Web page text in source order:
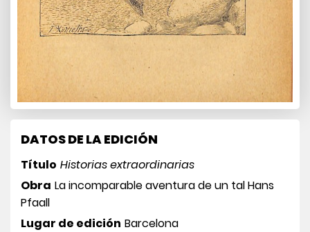
DATOS DE LA EDICIÓN
Título Historias extraordinarias
Obra La incomparable aventura de un tal Hans
Pfaall
Lugar de edición Barcelona